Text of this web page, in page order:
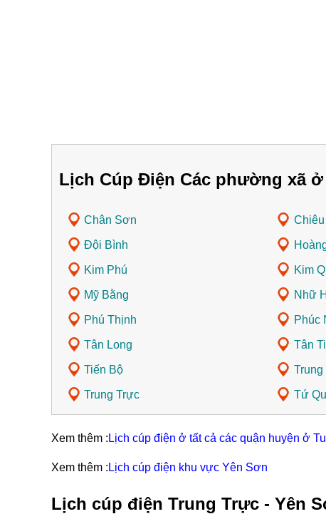
Lịch Cúp Điện Các phường xã ở
Chân Sơn
Đội Bình
Kim Phú Kim
Mỹ Bằng Nhữ
Phú Thịnh Phúc
Tân Long Tân
Tiến Bộ Trung
Trung Trực Tứ
Xem thêm : Lịch cúp điện ở tất cả các quận huyện ở
Xem thêm : Lịch cúp điện khu vực Yên Sơn
Lịch cúp điện Trung Trực - Yên